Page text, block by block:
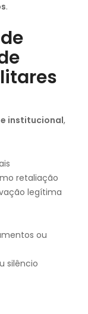
.
institucional,
retaliação
legítima
ou
silêncio